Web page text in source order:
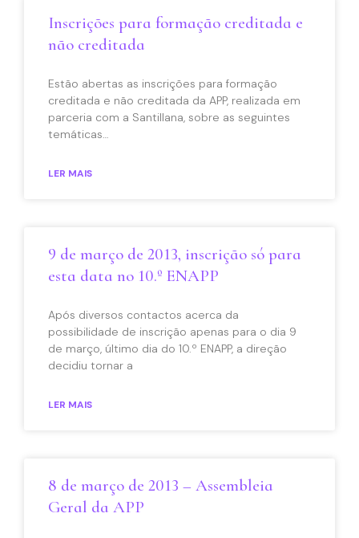
Inscrições para formação creditada e
não creditada
Estão abertas as inscrições para formação
creditada e não creditada da APP, realizada em
parceria com a Santillana, sobre as seguintes
temáticas…
LER MAIS
9 de março de 2013, inscrição só para
esta data no 10.º ENAPP
Após diversos contactos acerca da
possibilidade de inscrição apenas para o dia 9
de março, último dia do 10.º ENAPP, a direção
decidiu tornar a
LER MAIS
8 de março de 2013 – Assembleia
Geral da APP